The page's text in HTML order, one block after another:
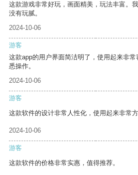
这款游戏非常好玩，画面精美，玩法丰富。
没有玩腻。
2024-10-06
游客
这款app的用户界面简洁明了，使用起来非
悉操作。
2024-10-06
游客
这款软件的设计非常人性化，使用起来非常方
2024-10-06
游客
这款软件的价格非常实惠，值得推荐。